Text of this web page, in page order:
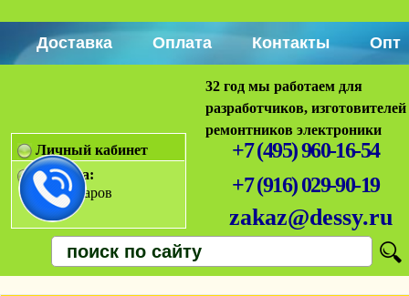
Доставка Оплата Контакты Опт
32 год мы работаем для
разработчиков,
ремонтников электроники
+7 (495) 960-16-54
+7 (916) 029-90-19
zakaz@dessy.ru
Личный кабинет
Корзина:
Нет товаров